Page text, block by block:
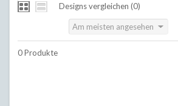
Designs vergleichen (0)
Am meisten angesehen
0 Produkte